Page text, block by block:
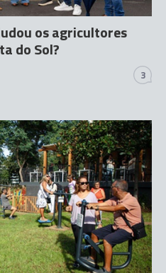
os agricultores
do Sol?
3